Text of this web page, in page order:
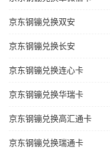
京东钢镚兑换双安
京东钢镚兑换长安
京东钢镚兑换连心卡
京东钢镚兑换华瑞卡
京东钢镚兑换高汇通卡
京东钢镚兑换瑞通卡